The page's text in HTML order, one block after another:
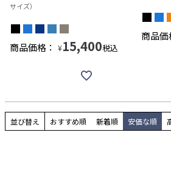
サイズ）
商品価格： ¥15,400税込
商品価
並び替え おすすめ順 新着順 安価な順